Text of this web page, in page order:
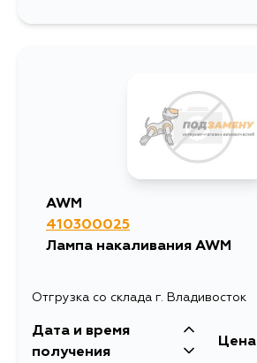
AWM
410300025
Лампа накаливания AWM
Отгрузка со склада г. Владивосток
Дата и время
получения
Цена